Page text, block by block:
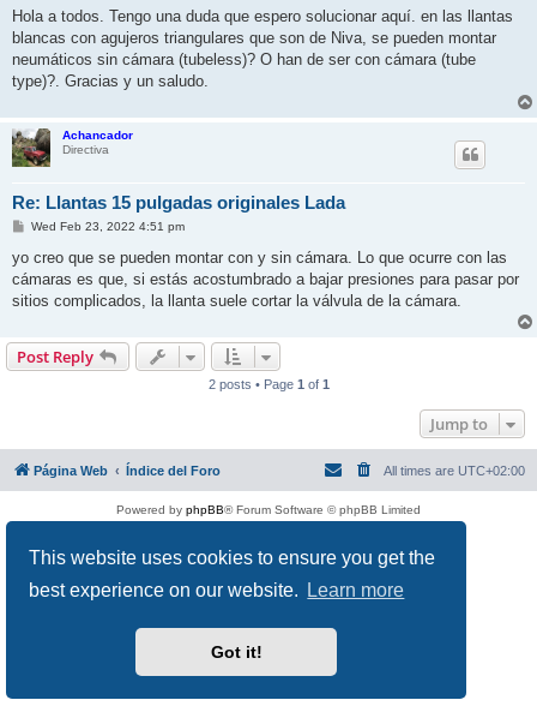
This website uses cookies to ensure you get the
best experience on our website.
Learn more
Got it!
s
Hola a todos. Tengo una duda que espero solucionar aquí. en las llantas
blancas con agujeros triangulares que son de Niva, se pueden montar
neumáticos sin cámara (tubeless)? O han de ser con cámara (tube
type)?. Gracias y un saludo.
Achancador
Directiva
Re: Llantas 15 pulgadas originales Lada
P
s
Wed Feb 23, 2022 4:51 pm
yo creo que se pueden montar con y sin cámara. Lo que ocurre con las
cámaras es que, si estás acostumbrado a bajar presiones para pasar por
sitios complicados, la llanta suele cortar la válvula de la cámara.
Post Reply
2 posts • Page 1 of 1
Jump to
Página Web Índice del Foro All times are UTC+02:00
Powered by phpBB® Forum Software © phpBB Limited